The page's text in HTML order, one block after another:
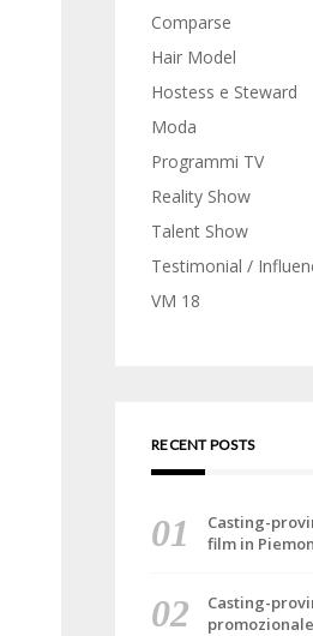
Comparse
Hair Model
Hostess e Steward
Moda
Programmi TV
Reality Show
Talent Show
Testimonial /
VM 18
RECENT POSTS
Casting-
film in
Casting-